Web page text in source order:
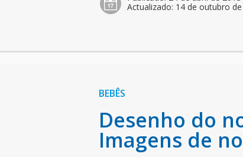
Actualizado: 14 de outubro
BEBÊS
Desenho do
Imagens de